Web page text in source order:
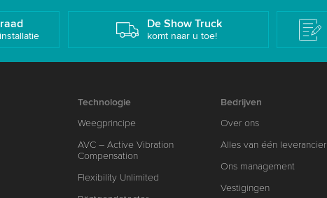
De Show Truck
komt naar u toe!
Technologie
Weegprincipe
AVC – Active Vibration
Compensation
Flexibility Unlimited
Bedrijven
Over ons
Alles van één leverancier
Ons management
Vestigingen